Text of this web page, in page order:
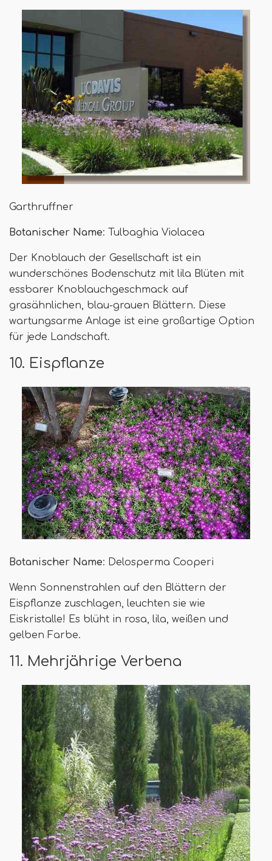
Garthruffner
Botanischer Name: Tulbaghia Violacea
Der Knoblauch der Gesellschaft ist ein
wunderschönes Bodenschutz mit lila Blüten mit
essbarer Knoblauchgeschmack auf
grasähnlichen, blau-grauen Blättern. Diese
wartungsarme Anlage ist eine großartige Option
für jede Landschaft.
10. Eispflanze
Botanischer Name: Delosperma Cooperi
Wenn Sonnenstrahlen auf den Blättern der
Eispflanze zuschlagen, leuchten sie wie
Eiskristalle! Es blüht in rosa, lila, weißen und
gelben Farbe.
11. Mehrjährige Verbena